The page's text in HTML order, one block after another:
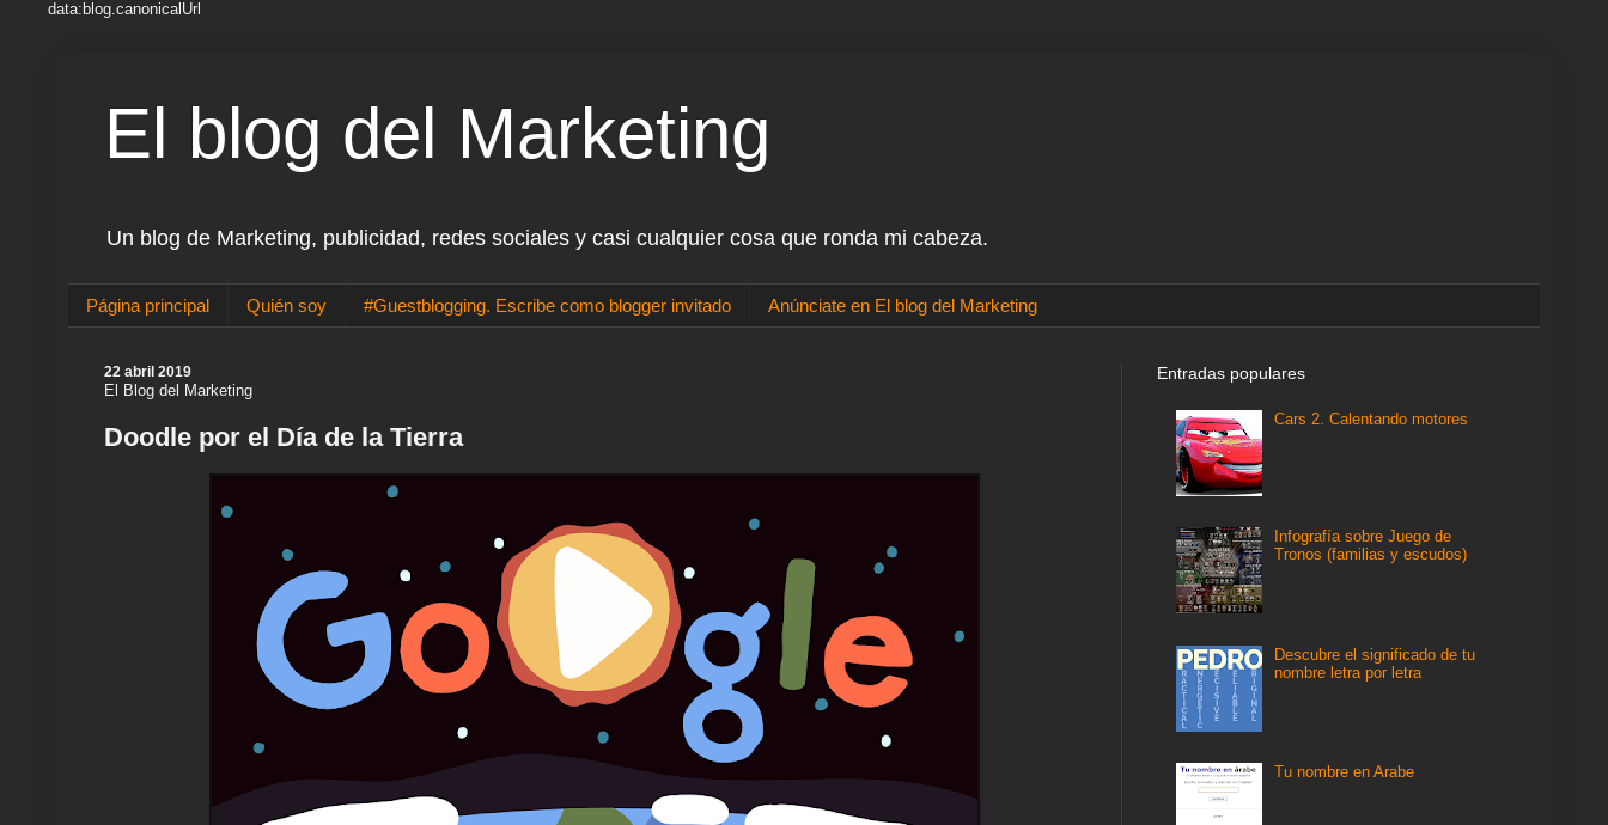
data:blog.canonicalUrl
El blog del Marketing
Un blog de Marketing, publicidad, redes sociales y casi cualquier cosa que ronda mi cabeza.
Página principal Quién soy #Guestblogging. Escribe como blogger invitado Anúnciate en El blog del Marketing
22 abril 2019
El Blog del Marketing
Doodle por el Día de la Tierra
Entradas populares
Cars 2. Calentando motores
Infografía sobre Juego de
Tronos (familias y escudos)
Descubre el significado de tu
nombre letra por letra
Tu nombre en Arabe